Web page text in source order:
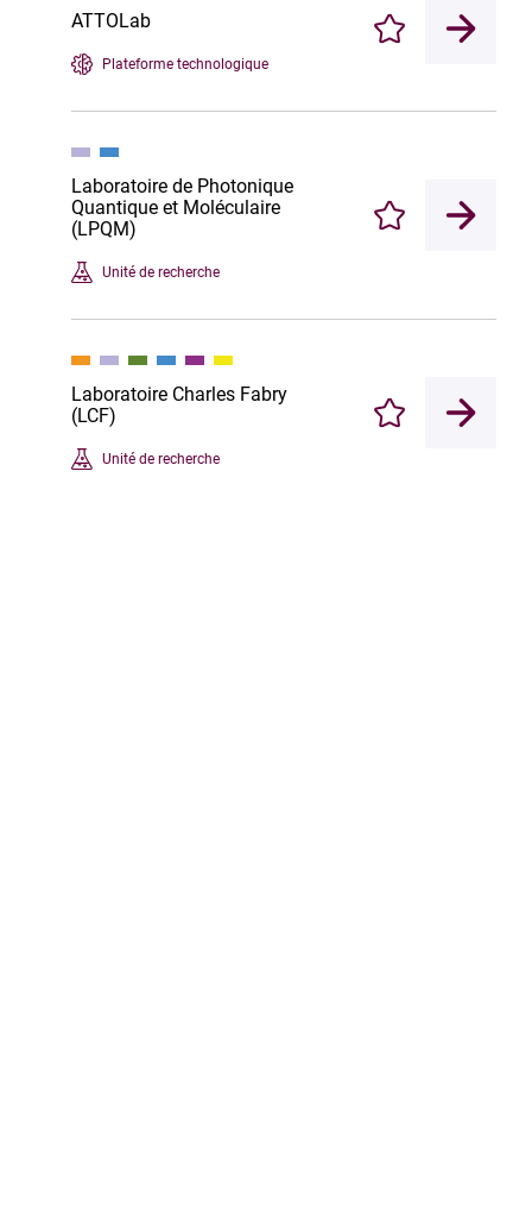
ATTOLab
Plateforme technologique
Enregistrer
Laboratoire de Photonique
Quantique et Moléculaire
(LPQM)
Unité de recherche
Enregistrer
Laboratoire Charles Fabry
(LCF)
Unité de recherche
Enregistrer